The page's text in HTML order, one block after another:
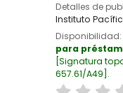
Detalles de
Instituto
Disponibilidad:
para
Signatura
657.61/A49 .